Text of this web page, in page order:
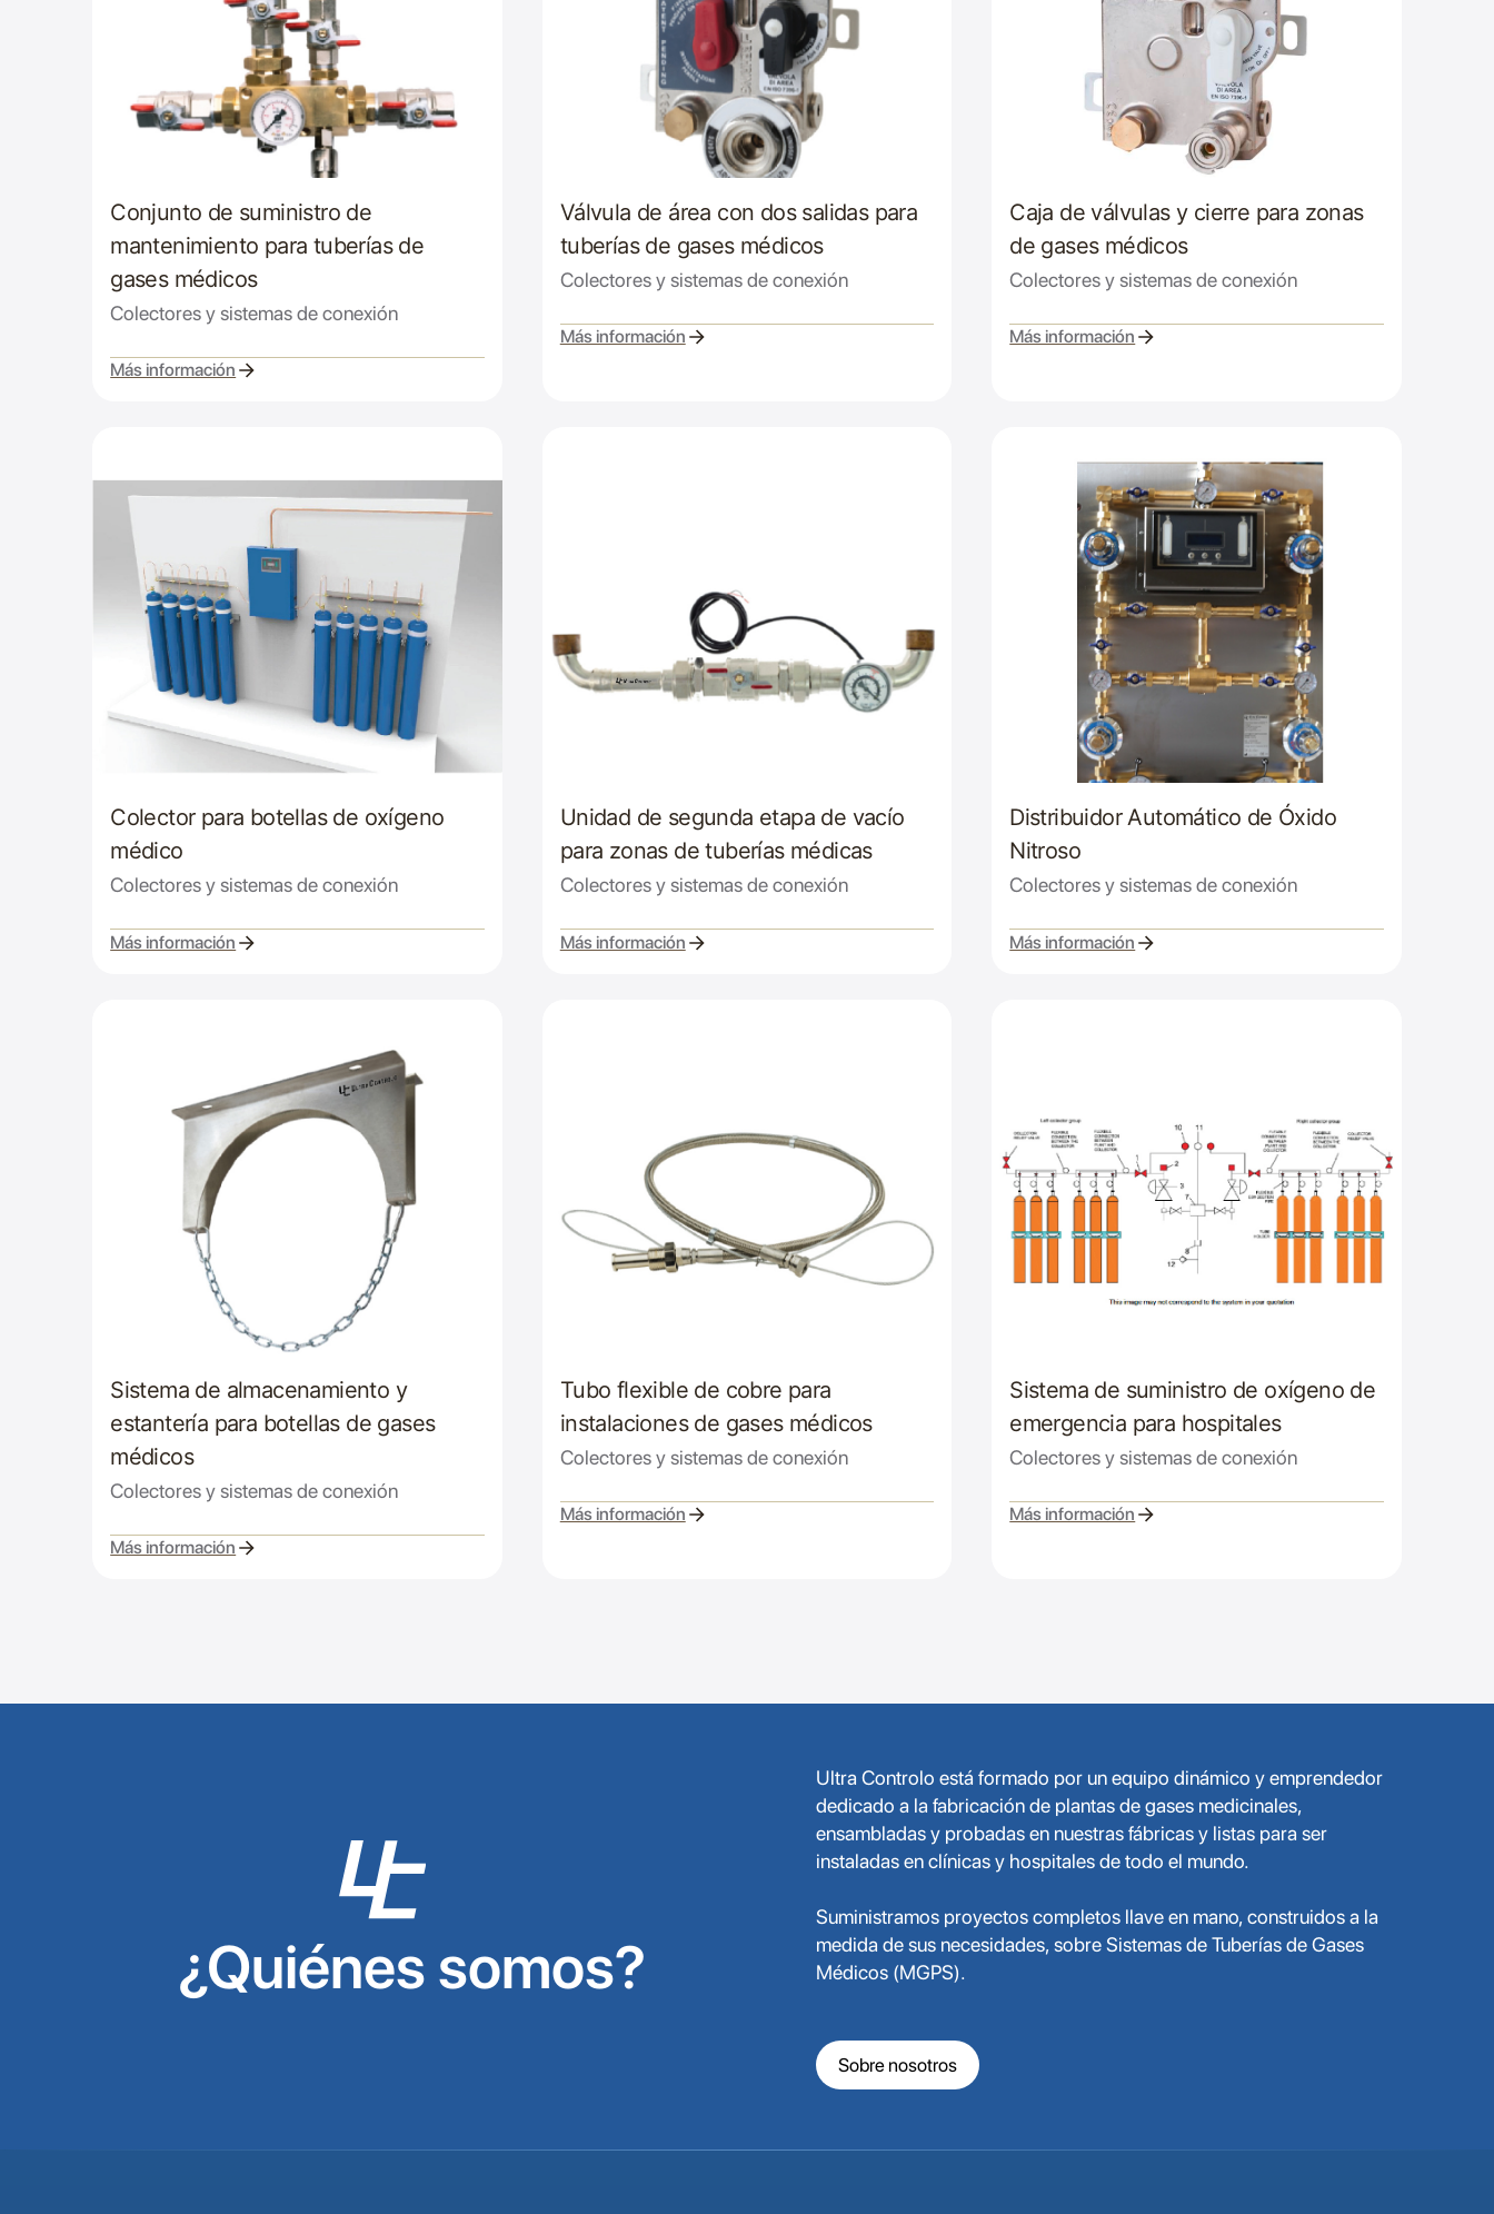
Conjunto de suministro de
mantenimiento para tuberías de
gases médicos
Colectores y sistemas de conexión
Más información
Válvula de área con dos salidas para
tuberías de gases médicos
Colectores y sistemas de conexión
Más información
Caja de válvulas y cierre para zonas
de gases médicos
Colectores y sistemas de conexión
Más información
Colector para botellas de oxígeno
médico
Colectores y sistemas de conexión
Más información
Unidad de segunda etapa de vacío
para zonas de tuberías médicas
Colectores y sistemas de conexión
Más información
Distribuidor Automático de Óxido
Nitroso
Colectores y sistemas de conexión
Más información
Sistema de almacenamiento y
estantería para botellas de gases
médicos
Colectores y sistemas de conexión
Más información
Tubo flexible de cobre para
instalaciones de gases médicos
Colectores y sistemas de conexión
Más información
Sistema de suministro de oxígeno de
emergencia para hospitales
Colectores y sistemas de conexión
Más información
¿Quiénes somos?
Ultra Controlo está formado por un equipo dinámico y emprendedor
dedicado a la fabricación de plantas de gases medicinales,
ensambladas y probadas en nuestras fábricas y listas para ser
instaladas en clínicas y hospitales de todo el mundo.
Suministramos proyectos completos llave en mano, construidos a la
medida de sus necesidades, sobre Sistemas de Tuberías de Gases
Médicos (MGPS).
Sobre nosotros